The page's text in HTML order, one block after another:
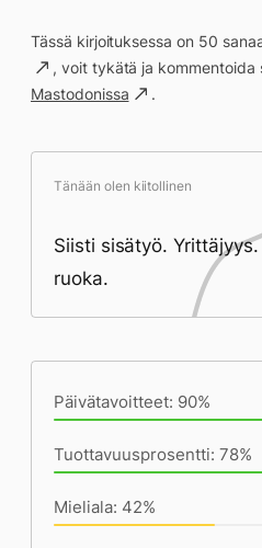
Tässä kirjoituksessa on 50
, voit tykätä ja kommentoida
Mastodonissa
.
Tänään olen kiitollinen
Siisti sisätyö.
ruoka.
Päivätavoitteet: 90%
Tuottavuusprosentti: 78%
Mieliala: 42%